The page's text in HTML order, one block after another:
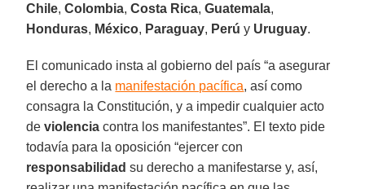
Chile,Colombia,Costa Rica,Guatemala,
Honduras, México, Paraguay, Perú y Uruguay.
El comunicado insta al gobierno del país “a asegurar
el derecho a la manifestación pacífica, así como
consagra la Constitución, y a impedir cualquier acto
deviolencia contra los manifestantes”. El texto pide
todavía para la oposición “ejercer con
responsabilidad su derecho a manifestarse y, así,